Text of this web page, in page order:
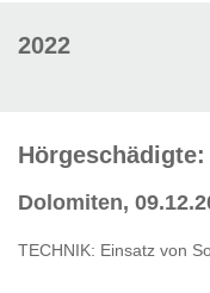
2022
Dolomiten,
TECHNIK: Einsatz von